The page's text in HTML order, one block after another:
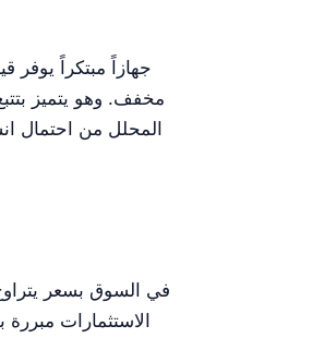
مخفف. وهو يتميز
المحلل من احتمال
الاستثمارات